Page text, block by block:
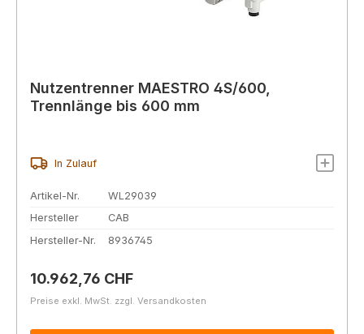
Nutzentrenner MAESTRO 4S/600,
Trennlänge bis 600 mm
In Zulauf
Artikel-Nr.
WL29039
Hersteller
CAB
Hersteller-Nr.
8936745
Regulärer Preis:
10.962,76 CHF
Preise exkl. MwSt. zzgl. Versandkosten